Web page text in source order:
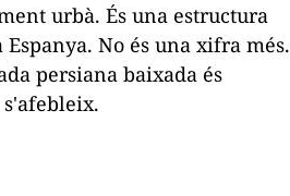
urbà. És una estructura
No és una xifra més.
persiana baixada és